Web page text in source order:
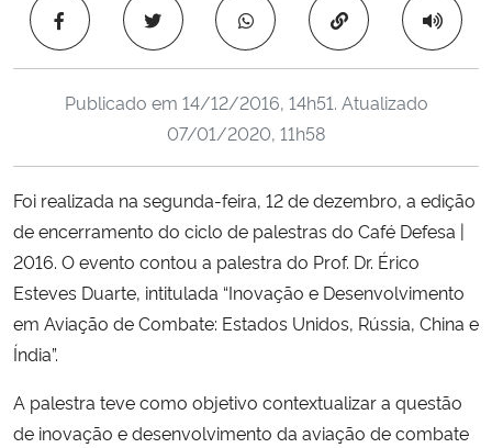
Ministério de Minas e Energia
Ministério da Ciência, Tecnologia, Inovações e Comunicações
Ministério do Desenvolvimento Regional
Controladoria-Geral da União
Ministério da Mulher, da Família e dos Direitos Humanos
Secretaria-Geral
Copiar para área
Publicado em 14/12/2016, 14h51. Atualizado
07/01/2020, 11h58
Foi realizada na segunda-feira, 12 de dezembro, a edição
de encerramento do ciclo de palestras do Café Defesa |
2016. O evento contou a palestra do Prof. Dr. Érico
Esteves Duarte, intitulada “Inovação e Desenvolvimento
em Aviação de Combate: Estados Unidos, Rússia, China e
Índia”.
A palestra teve como objetivo contextualizar a questão
de inovação e desenvolvimento da aviação de combate